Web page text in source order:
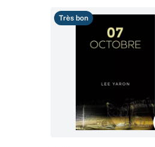
Très bon